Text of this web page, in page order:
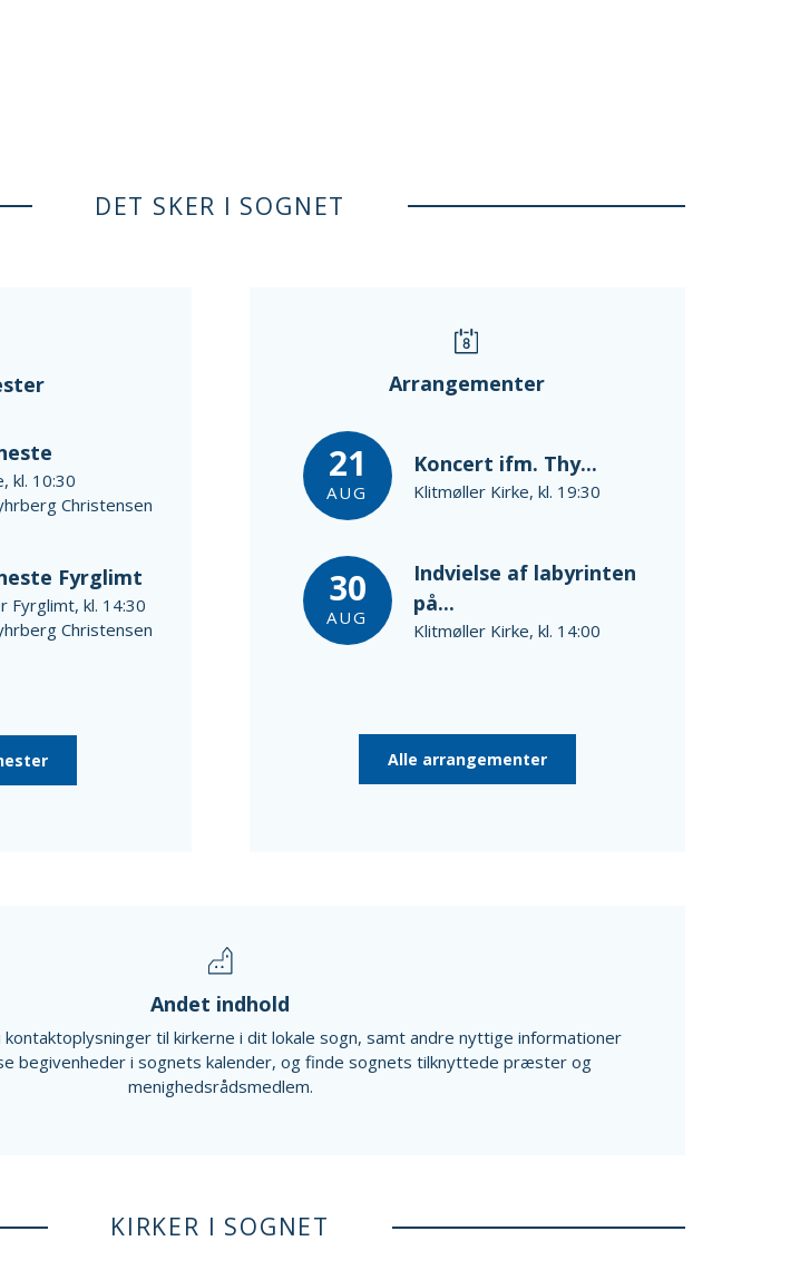
DET SKER I SOGNET
kl. 10:30
Christensen
Fyrglimt
Fyrglimt, kl. 14:30
Christensen
Arrangementer
21
AUG
Koncert ifm. Thy...
Klitmøller Kirke, kl. 19:30
30
AUG
Indvielse af labyrinten
på...
Klitmøller Kirke, kl. 14:00
Alle arrangementer
Andet indhold
kontaktoplysninger til kirkerne i dit lokale sogn, samt andre nyttige informationer
begivenheder i sognets kalender, og finde sognets tilknyttede præster og
menighedsrådsmedlem.
KIRKER I SOGNET